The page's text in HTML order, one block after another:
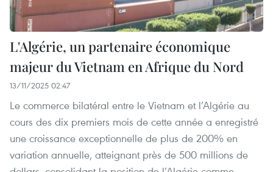
L'Algérie, un partenaire économique
majeur du Vietnam en Afrique du Nord
13/11/2025 02:47
Le commerce bilatéral entre le Vietnam et l’Algérie au
cours des dix premiers mois de cette année a enregistré
une croissance exceptionnelle de plus de 200% en
variation annuelle, atteignant près de 500 millions de